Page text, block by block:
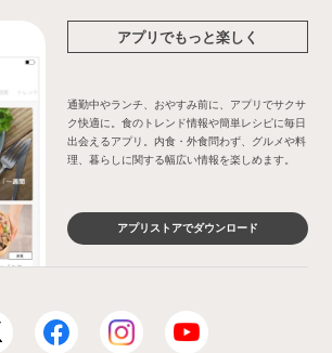
アプリでもっと楽しく
通勤中やランチ、おやすみ前に、アプリでサクサ
ク快適に。食のトレンド情報や簡単レシピに毎日
出会えるアプリ。内食・外食問わず、グルメや料
理、暮らしに関する幅広い情報を楽しめます。
アプリストアでダウンロード